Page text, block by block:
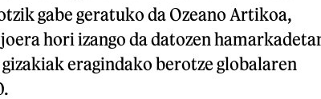
gabe geratuko da Ozeano Artikoa,
hori izango da datozen
eragindako berotze globalaren